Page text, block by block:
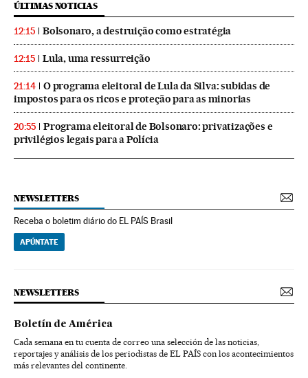
ÚLTIMAS NOTICIAS
12:15 Bolsonaro, a destruição como estratégia
12:15 Lula, uma ressurreição
21:14
O programa eleitoral de Lula da Silva: subidas de
impostos para os ricos e proteção para as minorias
20:55
Programa eleitoral de Bolsonaro: privatizações e
privilégios legais para a Polícia
NEWSLETTERS
Receba o boletim diário do EL PAÍS Brasil
APÚNTATE
NEWSLETTERS
Boletín de América
Cada semana en tu cuenta de correo una selección de las noticias,
reportajes y análisis de los periodistas de EL PAÍS con los acontecimientos
más relevantes del continente.